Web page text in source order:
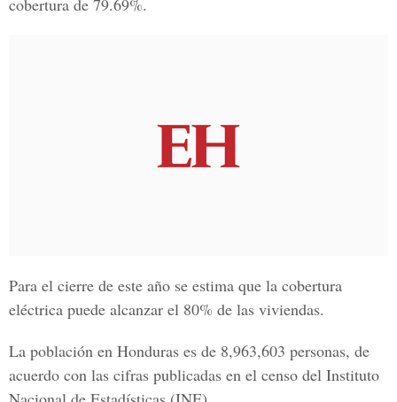
cobertura de 79.69%.
Para el cierre de este año se estima que la cobertura
eléctrica puede alcanzar el 80% de las viviendas.
La población en Honduras es de 8,963,603 personas, de
acuerdo con las cifras publicadas en el censo del Instituto